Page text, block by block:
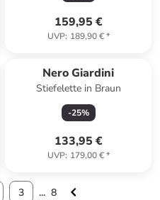
159,95 €
UVP: 189,90 €*
Nero Giardini
Stiefelette in Braun
-25%
133,95 €
UVP: 179,00 €*
3 ... 8